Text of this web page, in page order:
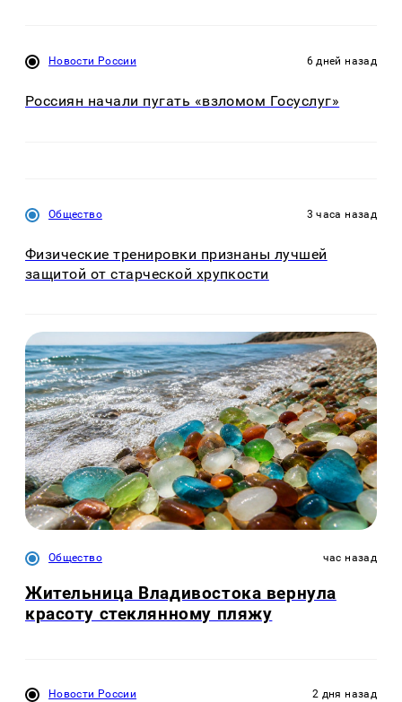
Новости России 6 дней назад
Россиян начали пугать «взломом Госуслуг»
Общество 3 часа назад
Физические тренировки признаны лучшей
защитой от старческой хрупкости
Общество час назад
Жительница Владивостока вернула
красоту стеклянному пляжу
Новости России 2 дня назад